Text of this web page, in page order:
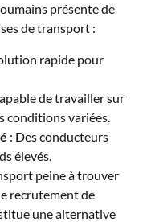
présente de
de transport :
rapide pour
de travailler sur
conditions variées.
: Des conducteurs
élevés.
peine à trouver
recrutement de
une alternative